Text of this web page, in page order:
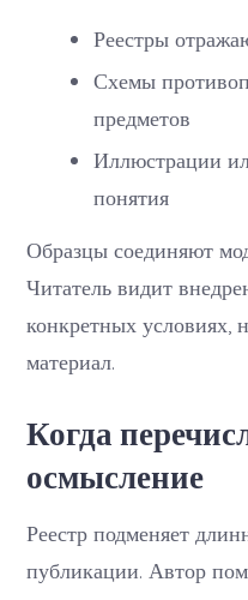
Реестры
Схемы
предметов
Иллюстрации
понятия
Образцы соединяют
Читатель видит
конкретных условиях,
материал.
Когда
осмысление
Реестр подменяет
публикации. Автор